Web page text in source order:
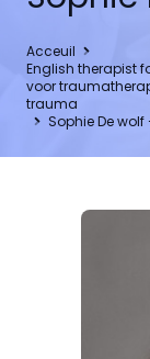
Acceuil
English therapist
voor
trauma
Sophie De wolf